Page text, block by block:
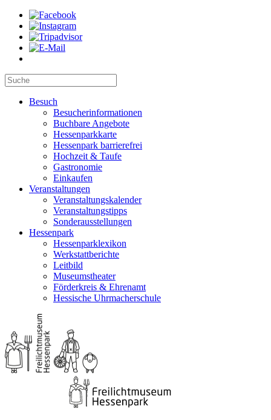
Besuch
Besucherinformationen
Buchbare Angebote
Hessenparkkarte
Hessenpark barrierefrei
Hochzeit & Taufe
Gastronomie
Einkaufen
Veranstaltungen
Veranstaltungskalender
Veranstaltungstipps
Sonderausstellungen
Hessenpark
Hessenparklexikon
Werkstattberichte
Leitbild
Museumstheater
Förderkreis & Ehrenamt
Hessische Uhrmacherschule